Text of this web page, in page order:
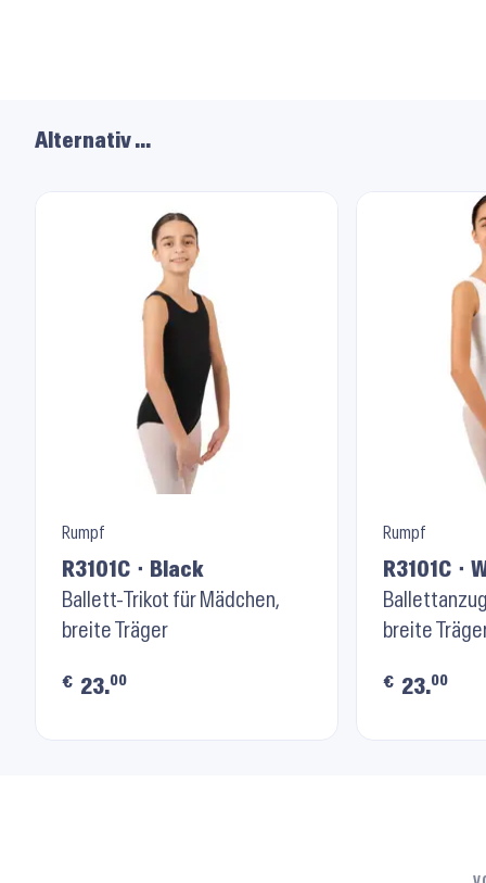
Alternativ …
Rumpf
R3101C ⬝ Black
Ballett-Trikot für Mädchen,
breite Träger
€ 23.00
Rumpf
R3101C ⬝
breite
€ 23.00